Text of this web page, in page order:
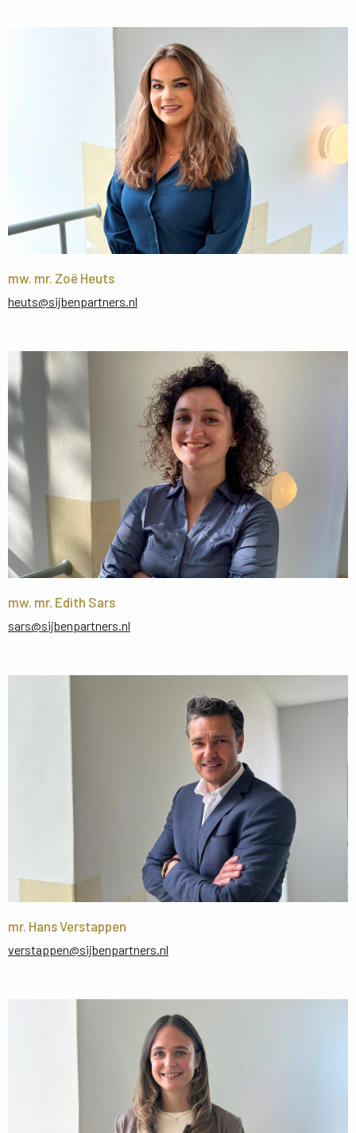
mw. mr. Zoë Heuts
heuts@sijbenpartners.nl
mw. mr. Edith Sars
sars@sijbenpartners.nl
mr. Hans Verstappen
verstappen@sijbenpartners.nl